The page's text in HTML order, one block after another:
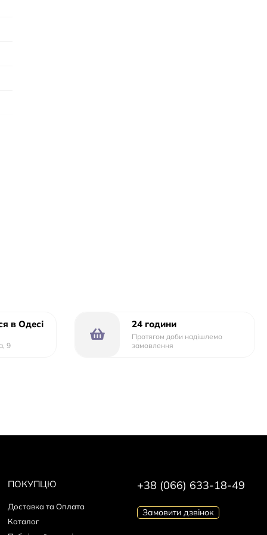
в Одесі
9
24 години
Протягом доби надішлемо
замовлення
ПОКУПЦЮ
Доставка та Оплата
Каталог
+38 (066) 633-18-49
Замовити дзвінок